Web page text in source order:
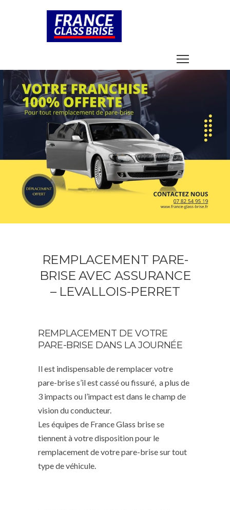
REMPLACEMENT PARE-
BRISE AVEC ASSURANCE
– LEVALLOIS-PERRET
REMPLACEMENT DE VOTRE
PARE-BRISE DANS LA JOURNÉE
Il est indispensable de remplacer votre
pare-brise s’il est cassé ou fissuré, a plus de
3 impacts ou l’impact est dans le champ de
vision du conducteur.
Les équipes de France Glass brise se
tiennent à votre disposition pour le
remplacement de votre pare-brise sur tout
type de véhicule.